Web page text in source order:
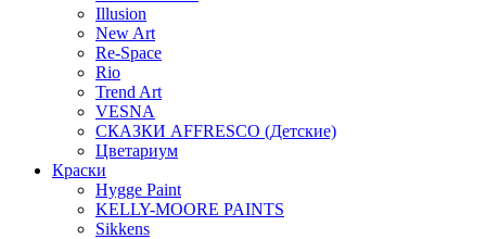
Illusion
New Art
Re-Space
Rio
Trend Art
VESNA
СКАЗКИ AFFRESCO (Детские)
Цветариум
Краски
Hygge Paint
KELLY-MOORE PAINTS
Sikkens